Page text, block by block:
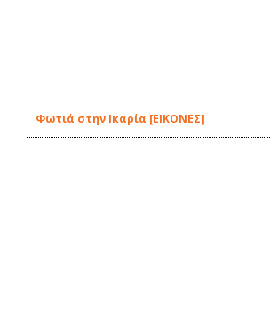
Φωτιά στην Ικαρία [ΕΙΚΟΝΕΣ]